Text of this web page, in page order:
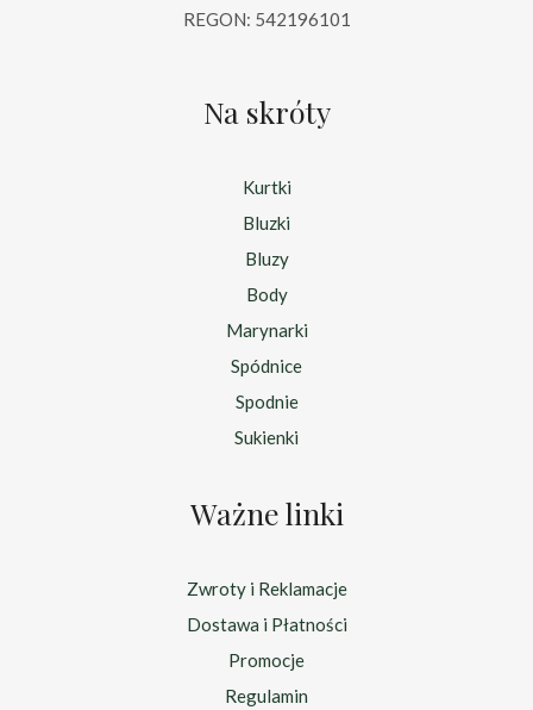
REGON: 542196101
Na skróty
Kurtki
Bluzki
Bluzy
Body
Marynarki
Spódnice
Spodnie
Sukienki
Ważne linki
Zwroty i Reklamacje
Dostawa i Płatności
Promocje
Regulamin